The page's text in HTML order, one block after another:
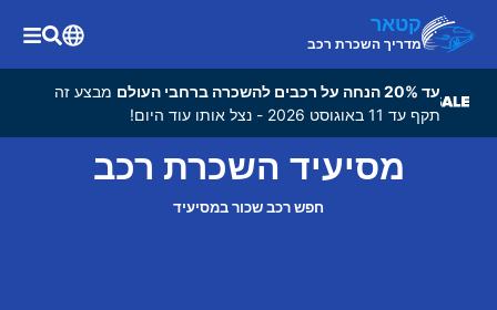
קטאר
מדריך השכרת רכב
עד 20% הנחה על רכבים להשכרה ברחבי העולם
מבצע זה
תקף עד 11 באוגוסט 2026 - נצל אותו עוד היום!
מסיעיד השכרת רכב
חפש רכב שכור במסיעיד